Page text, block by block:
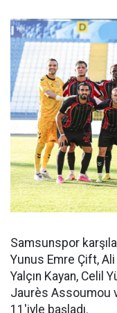
Samsunspor
Yunus Emre Çift,
Yalçın Kayan, Celil
Jaurès Assoumou
11'iyle başladı.